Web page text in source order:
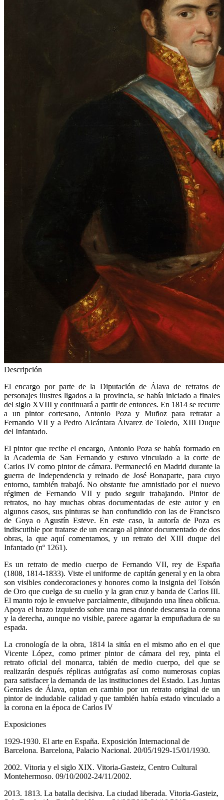
Descripción
El encargo por parte de la Diputación de Álava de retratos de
personajes ilustres ligados a la provincia, se había iniciado a finales
del siglo XVIII y continuará a partir de entonces. En 1814 se recurre
a un pintor cortesano, Antonio Poza y Muñoz para retratar a
Fernando VII y a Pedro Alcántara Álvarez de Toledo, XIII Duque
del Infantado.
El pintor que recibe el encargo, Antonio Poza se había formado en
la Academia de San Fernando y estuvo vinculado a la corte de
Carlos IV como pintor de cámara. Permaneció en Madrid durante la
guerra de Independencia y reinado de José Bonaparte, para cuyo
entorno, también trabajó. No obstante fue amnistiado por el nuevo
régimen de Fernando VII y pudo seguir trabajando. Pintor de
retratos, no hay muchas obras documentadas de este autor y en
algunos casos, sus pinturas se han confundido con las de Francisco
de Goya o Agustín Esteve. En este caso, la autoría de Poza es
indiscutible por tratarse de un encargo al pintor documentado de dos
obras, la que aquí comentamos, y un retrato del XIII duque del
Infantado (nº 1261).
Es un retrato de medio cuerpo de Fernando VII, rey de España
(1808, 1814-1833). Viste el uniforme de capitán general y en la obra
son visibles condecoraciones y honores como la insignia del Toisón
de Oro que cuelga de su cuello y la gran cruz y banda de Carlos III.
El manto rojo le envuelve parcialmente, dibujando una línea oblícua.
Apoya el brazo izquierdo sobre una mesa donde descansa la corona
y la derecha, aunque no visible, parece agarrar la empuñadura de su
espada.
La cronología de la obra, 1814 la sitúa en el mismo año en el que
Vicente López, como primer pintor de cámara del rey, pinta el
retrato oficial del monarca, tabién de medio cuerpo, del que se
realizarán después réplicas autógrafas así como numerosas copias
para satisfacer la demanda de las instituciones del Estado. Las Juntas
Genrales de Álava, optan en cambio por un retrato original de un
pintor de indudable calidad y que también había estado vinculado a
la corona en la época de Carlos IV
Exposiciones
1929-1930. El arte en España. Exposición Internacional de
Barcelona. Barcelona, Palacio Nacional. 20/05/1929-15/01/1930.
2002. Vitoria y el siglo XIX. Vitoria-Gasteiz, Centro Cultural
Montehermoso. 09/10/2002-24/11/2002.
2013. 1813. La batalla decisiva. La ciudad liberada. Vitoria-Gasteiz,